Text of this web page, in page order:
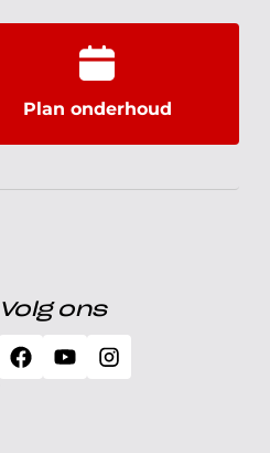
Plan onderhoud
Volg ons